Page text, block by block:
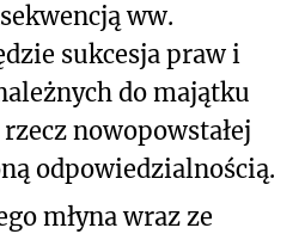
ww.
sukcesja praw i
do majątku
nowopowstałej
odpowiedzialnością.
młyna wraz ze